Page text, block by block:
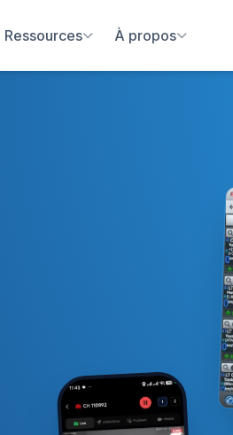
Ressources À propos